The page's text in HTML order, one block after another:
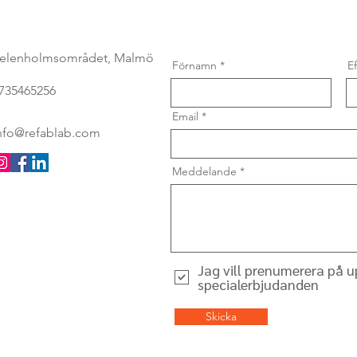
Malmö Förnamn
Email
Meddelande
Jag vill prenumerera på
specialerbjudanden
Skicka